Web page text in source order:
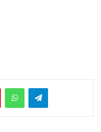
PinterestWhatsAppTelegram